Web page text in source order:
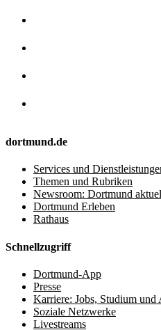
dortmund.de
Services und
Themen und Rubriken
Newsroom: Dortmund
Dortmund Erleben
Rathaus
Schnellzugriff
Dortmund-App
Presse
Karriere: Jobs, Studium und
Soziale Netzwerke
Livestreams